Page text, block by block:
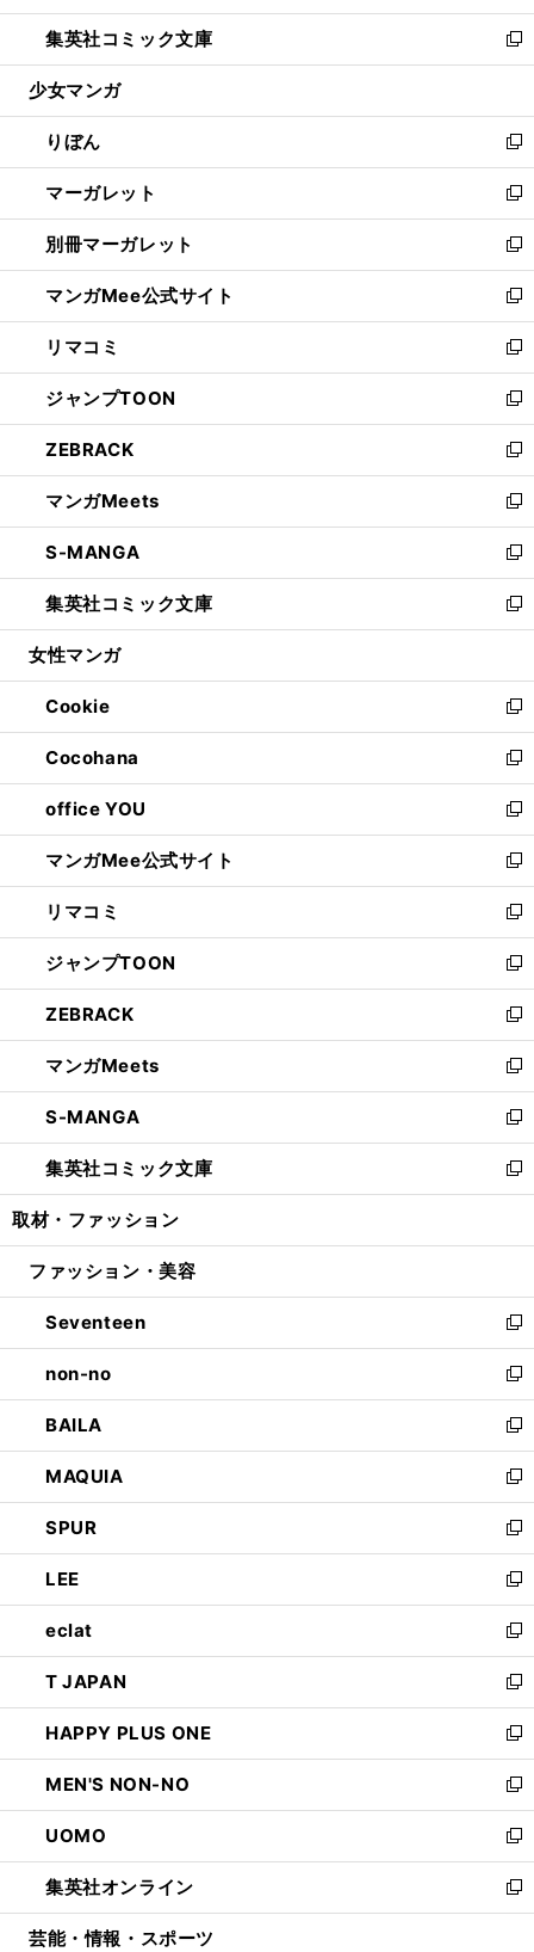
開
く
ウ
で
開
ン
ド
ウ
開
く
ウ
ィ
ン
ウ
で
開
く
し
い
ウ
ン
ド
ウ
で
開
く
集英社コミック文庫
新
し
ウ
ィ
ン
ド
ウ
で
開
く
少女マンガ
りぼん
新
し
い
ウ
ィ
ン
ド
ウ
で
開
く
マーガレット
新
し
い
ウ
ィ
ン
ド
ウ
で
開
く
別冊マーガレット
新
し
い
ウ
ィ
ン
ド
ウ
で
開
く
マンガMee公式サイト
新
し
い
ウ
ィ
ン
ド
ウ
で
開
く
リマコミ
新
し
い
ウ
ィ
ン
ド
ウ
で
開
く
ジャンプTOON
新
し
い
ウ
ィ
ン
ド
ウ
で
開
ZEBRACK
新
し
い
ウ
ィ
ン
ド
ウ
開
く
マンガMeets
新
し
い
ウ
ィ
ン
ウ
で
開
く
S-MANGA
新
し
い
ウ
ン
ド
ウ
で
開
く
集英社コミック文庫
新
し
ウ
ィ
ン
ド
ウ
で
開
く
女性マンガ
Cookie
新
し
い
ウ
ィ
ン
ド
ウ
で
開
く
Cocohana
新
し
い
ウ
ィ
ン
ド
ウ
で
開
く
office YOU
新
し
い
ウ
ィ
ン
ド
ウ
で
開
く
マンガMee公式サイト
新
し
い
ウ
ィ
ン
ド
ウ
で
開
く
リマコミ
新
し
い
ウ
ィ
ン
ド
ウ
で
開
く
ジャンプTOON
新
し
い
ウ
ィ
ン
ド
ウ
で
開
ZEBRACK
新
し
い
ウ
ィ
ン
ド
ウ
開
マンガMeets
新
し
い
ウ
ィ
ン
ウ
開
く
S-MANGA
新
し
い
ウ
ン
ウ
で
開
く
集英社コミック文庫
新
し
ウ
ン
ド
ウ
で
開
く
取材・ファッション
ファッション・美容
Seventeen
新
し
い
ウ
ィ
ン
ド
ウ
で
開
く
non-no
新
し
い
ウ
ィ
ン
ド
ウ
で
開
く
BAILA
新
し
い
ウ
ィ
ン
ド
ウ
で
開
く
MAQUIA
新
し
い
ウ
ィ
ン
ド
ウ
で
開
く
SPUR
新
し
い
ウ
ィ
ン
ド
ウ
で
開
く
LEE
新
し
い
ウ
ィ
ン
ド
ウ
で
開
く
eclat
新
し
い
ウ
ィ
ン
ド
ウ
で
開
く
T JAPAN
新
し
い
ウ
ィ
ン
ド
ウ
で
開
HAPPY PLUS ONE
新
し
い
ウ
ィ
ン
ド
ウ
MEN'S NON-NO
新
し
い
ウ
ィ
ン
UOMO
新
し
い
ウ
集英社オンライン
新
し
芸能・情報・スポーツ